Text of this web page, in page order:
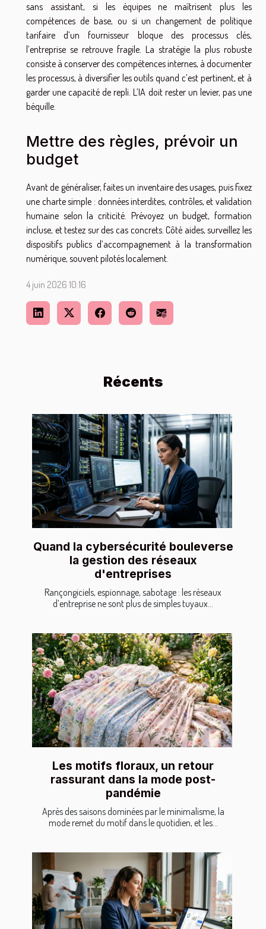
Récents
Quand la cybersécurité bouleverse
la gestion des réseaux
d'entreprises
Rançongiciels, espionnage, sabotage : les réseaux
d’entreprise ne sont plus de simples tuyaux...
Les motifs floraux, un retour
rassurant dans la mode post-
pandémie
Après des saisons dominées par le minimalisme, la
mode remet du motif dans le quotidien, et les...
sans assistant, si les équipes ne maîtrisent plus les
compétences de base, ou si un changement de politique
tarifaire d’un fournisseur bloque des processus clés,
l’entreprise se retrouve fragile. La stratégie la plus robuste
consiste à conserver des compétences internes, à documenter
les processus, à diversifier les outils quand c’est pertinent, et à
garder une capacité de repli. L’IA doit rester un levier, pas une
béquille.
Mettre des règles, prévoir un
budget
Avant de généraliser, faites un inventaire des usages, puis fixez
une charte simple : données interdites, contrôles, et validation
humaine selon la criticité. Prévoyez un budget, formation
incluse, et testez sur des cas concrets. Côté aides, surveillez les
dispositifs publics d’accompagnement à la transformation
numérique, souvent pilotés localement.
4 juin 2026 10:16